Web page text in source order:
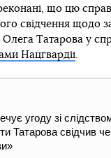
що цю
свідчення щодо
Татарова у
Нацгвардії.
угоду зі
Татарова свідчив